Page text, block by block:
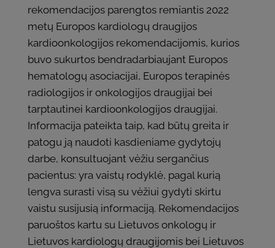
rekomendacijos parengtos remiantis 2022
metų Europos kardiologų draugijos
kardioonkologijos rekomendacijomis, kurios
buvo sukurtos bendradarbiaujant Europos
hematologų asociacijai, Europos terapinės
radiologijos ir onkologijos draugijai bei
tarptautinei kardioonkologijos draugijai.
Informacija pateikta taip, kad būtų greita ir
patogu ją naudoti kasdieniame gydytojų
darbe, konsultuojant vėžiu sergančius
pacientus: yra vaistų rodyklė, pagal kurią
lengva surasti visą su vėžiui gydyti skirtu
vaistu susijusią informaciją. Rekomendacijos
paruoštos kartu su Lietuvos onkologų ir
Lietuvos kardiologų draugijomis bei Lietuvos